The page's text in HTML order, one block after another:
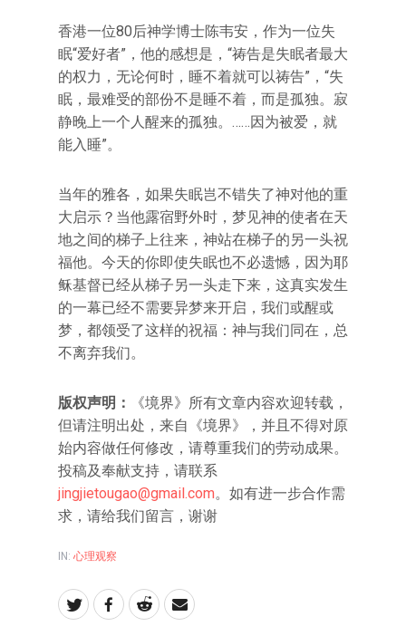
香港一位80后神学博士陈韦安，作为一位失
眠“爱好者”，他的感想是，“祷告是失眠者最大
的权力，无论何时，睡不着就可以祷告”，“失
眠，最难受的部份不是睡不着，而是孤独。寂
静晚上一个人醒来的孤独。……因为被爱，就
能入睡”。
当年的雅各，如果失眠岂不错失了神对他的重
大启示？当他露宿野外时，梦见神的使者在天
地之间的梯子上往来，神站在梯子的另一头祝
福他。今天的你即使失眠也不必遗憾，因为耶
稣基督已经从梯子另一头走下来，这真实发生
的一幕已经不需要异梦来开启，我们或醒或
梦，都领受了这样的祝福：神与我们同在，总
不离弃我们。
版权声明：
《境界》所有文章内容欢迎转载，
但请注明出处，来自《境界》，并且不得对原
始内容做任何修改，请尊重我们的劳动成果。
投稿及奉献支持，请联系
jingjietougao@gmail.com。如有进一步合作需
求，请给我们留言，谢谢
IN: 心理观察